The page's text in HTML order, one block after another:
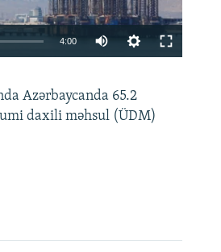
360p 480p
4:00
360p
480p
Azərbaycanda 65.2
daxili məhsul (ÜDM)